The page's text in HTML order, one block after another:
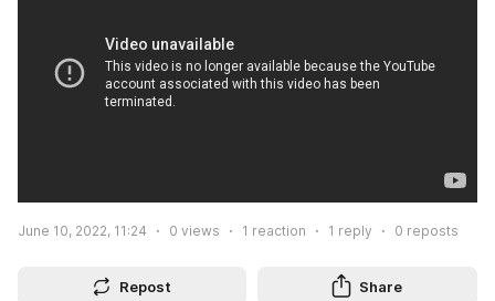
June 10, 2022, 11:24 0 views 1 reaction 1 reply 0 reposts
Repost Share